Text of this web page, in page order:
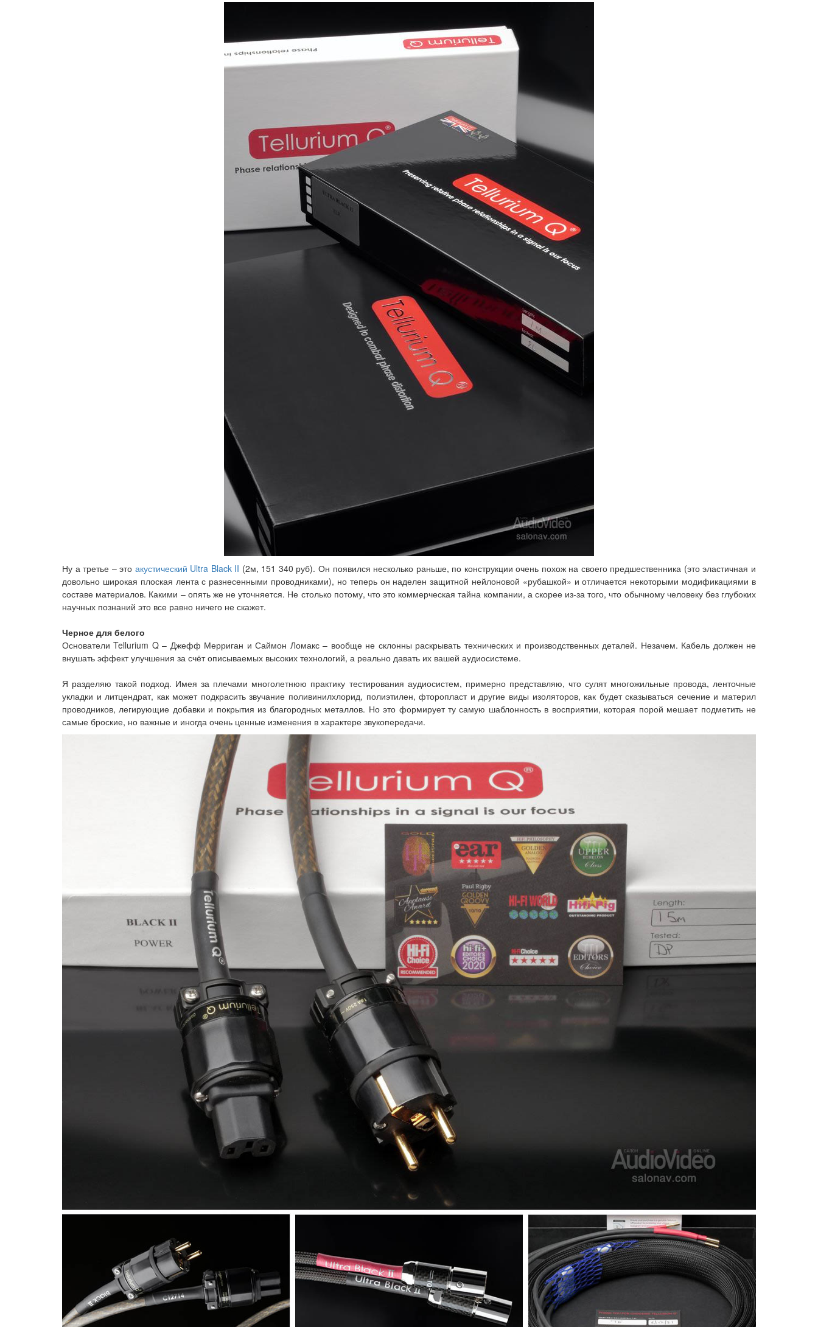
Ну а третье – это акустический Ultra Black II (2м, 151 340 руб). Он появился несколько раньше, по конструкции очень похож на своего предшественника (это эластичная и
довольно широкая плоская лента с разнесенными проводниками), но теперь он наделен защитной нейлоновой «рубашкой» и отличается некоторыми модификациями в
составе материалов. Какими – опять же не уточняется. Не столько потому, что это коммерческая тайна компании, а скорее из-за того, что обычному человеку без глубоких
научных познаний это все равно ничего не скажет.
Черное для белого
Основатели Tellurium Q – Джефф Мерриган и Саймон Ломакс – вообще не склонны раскрывать технических и производственных деталей. Незачем. Кабель должен не
внушать эффект улучшения за счёт описываемых высоких технологий, а реально давать их вашей аудиосистеме.
Я разделяю такой подход. Имея за плечами многолетнюю практику тестирования аудиосистем, примерно представляю, что сулят многожильные провода, ленточные
укладки и литцендрат, как может подкрасить звучание поливинилхлорид, полиэтилен, фторопласт и другие виды изоляторов, как будет сказываться сечение и материл
проводников, легирующие добавки и покрытия из благородных металлов. Но это формирует ту самую шаблонность в восприятии, которая порой мешает подметить не
самые броские, но важные и иногда очень ценные изменения в характере звукопередачи.